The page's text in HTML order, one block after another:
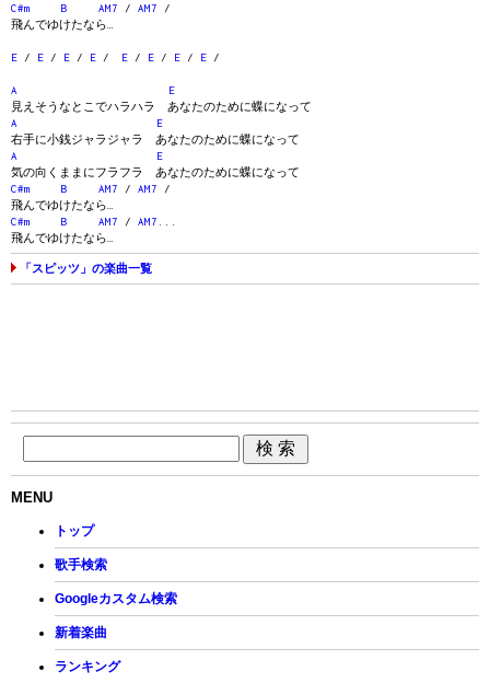
C#m
B AM7 / AM7 /
飛んでゆけたなら…
E / E / E / E / E / E / E / E /
A
E
見えそうなとこでハラハラ あなたのために蝶になって
A
E
右手に小銭ジャラジャラ あなたのために蝶になって
A
E
気の向くままにフラフラ あなたのために蝶になって
C#m
B AM7 / AM7 /
飛んでゆけたなら…
C#m
B AM7 / AM7 ...
飛んでゆけたなら…
「スピッツ」の楽曲一覧
MENU
トップ
歌手検索
Googleカスタム検索
新着楽曲
ランキング